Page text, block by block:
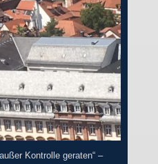
Kontrolle geraten“ –